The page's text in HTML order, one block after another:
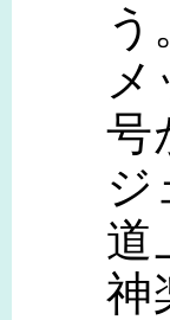
号
ジ
道
神